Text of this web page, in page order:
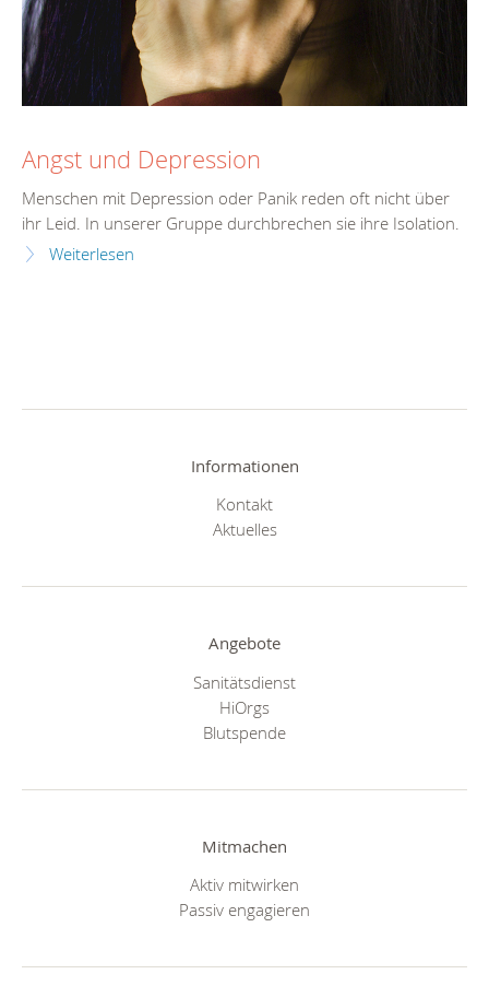
Angst und Depression
Menschen mit Depression oder Panik reden oft nicht über
ihr Leid. In unserer Gruppe durchbrechen sie ihre Isolation.
Weiterlesen
Informationen
Kontakt
Aktuelles
Angebote
Sanitätsdienst
HiOrgs
Blutspende
Mitmachen
Aktiv mitwirken
Passiv engagieren